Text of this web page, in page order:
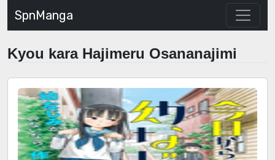
SpnManga
Kyou kara Hajimeru Osananajimi